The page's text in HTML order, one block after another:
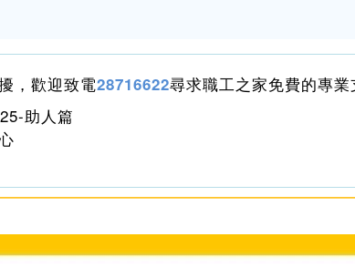
，歡迎致電28716622尋求職工之家免費的專
助人篇